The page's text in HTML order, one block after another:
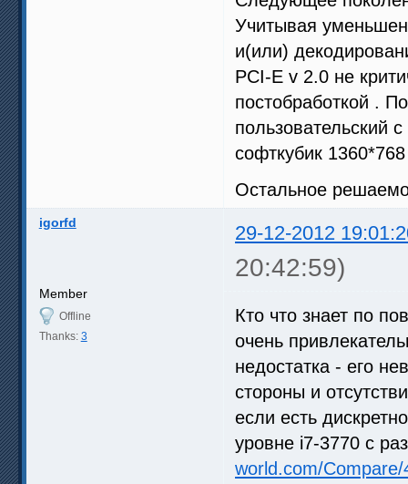
Учитывая
и(или)
PCI-E v 2.0 не
постобработкой .
пользовательский
софткубик
Остальное
igorfd 29-12-2012
20:42:59)
Member
Offline
Thanks: 3
Кто что знает по
очень
недостатка - его
стороны и
если есть
уровне i7-3770 с
world.com/